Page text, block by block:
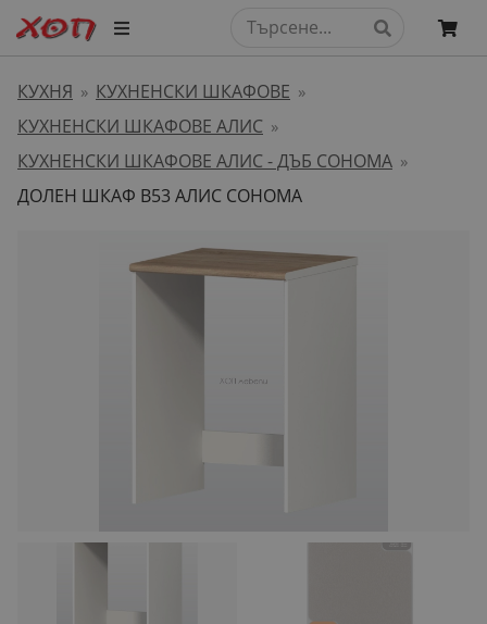
КУХНЯ » КУХНЕНСКИ ШКАФОВЕ »
КУХНЕНСКИ ШКАФОВЕ АЛИС »
КУХНЕНСКИ ШКАФОВЕ АЛИС - ДЪБ СОНОМА »
ДОЛЕН ШКАФ B53 АЛИС СОНОМА